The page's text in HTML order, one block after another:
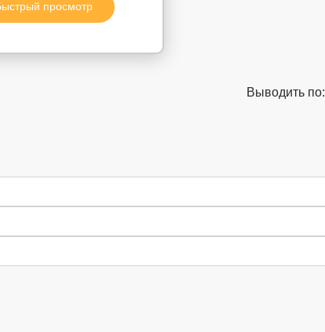
просмотр
Treasure White"
Выводить по: